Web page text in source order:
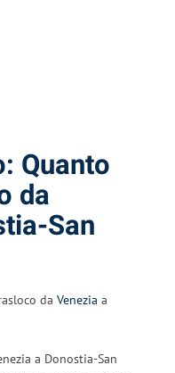
Quanto
da
San
da Venezia a
a Donostia-San